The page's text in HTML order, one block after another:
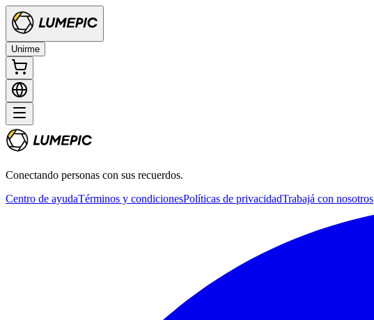
Unirme
Conectando personas con sus recuerdos.
Centro de ayudaTérminos y condicionesPolíticas de privacidadTrabajá con nosotros